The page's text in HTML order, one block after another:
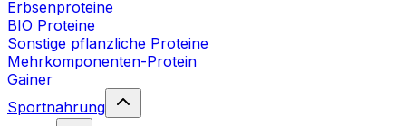
Erbsenproteine
BIO Proteine
Sonstige pflanzliche Proteine
Mehrkomponenten-Protein
Gainer
Sportnahrung